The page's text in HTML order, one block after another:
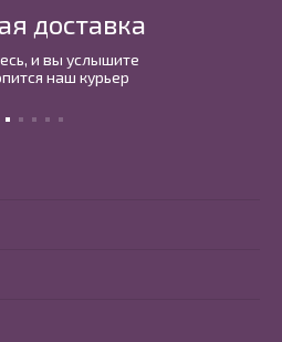
доставка
и вы услышите
наш курьер